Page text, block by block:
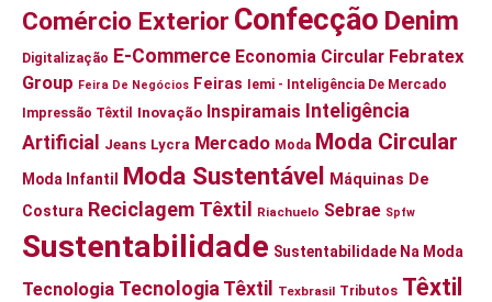
Comércio Exterior Confecção Denim
Digitalização E-Commerce Economia Circular Febratex
Group Feira De Negócios Feiras Iemi - Inteligência De Mercado
Impressão Têxtil Inovação Inspiramais Inteligência
Artificial
Jeans Lycra Mercado Moda Moda Circular
Moda Infantil Moda Sustentável Máquinas De
Costura Reciclagem Têxtil Riachuelo Sebrae Spfw
Sustentabilidade Sustentabilidade Na Moda
Tecnologia Tecnologia Têxtil Texbrasil Tributos Têxtil